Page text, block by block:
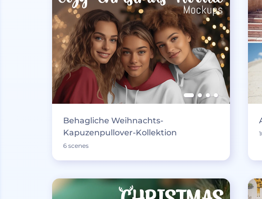
Behagliche Weihnachts-
Kapuzenpullover-Kollektion
6 scenes